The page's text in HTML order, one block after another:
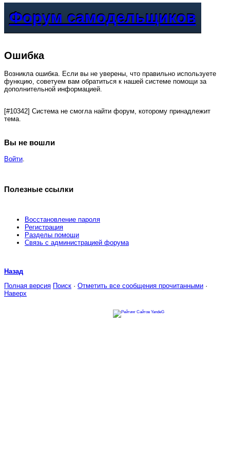
Форум самодельщиков
Ошибка
Возникла ошибка. Если вы не уверены, что правильно используете
функцию, советуем вам обратиться к нашей системе помощи за
дополнительной информацией.
[#10342] Система не смогла найти форум, которому принадлежит
тема.
Вы не вошли
Войти
Полезные ссылки
Восстановление пароля
Регистрация
Разделы помощи
Связь с администрацией форума
Назад
Полная версия Поиск · Отметить все сообщения прочитанными ·
Наверх